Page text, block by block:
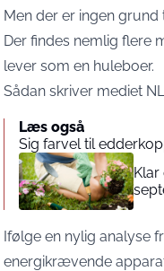
Men der er ingen grund
Der findes nemlig flere
lever som en huleboer.
Sådan skriver mediet
Læs også
Sig farvel til
Klar
Ifølge en nylig analyse
energikrævende